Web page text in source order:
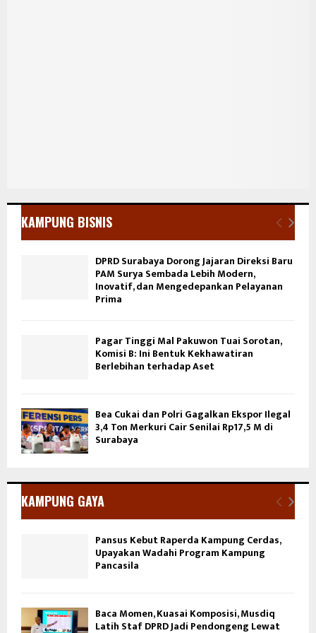
KAMPUNG BISNIS
DPRD Surabaya Dorong Jajaran Direksi Baru
PAM Surya Sembada Lebih Modern,
Inovatif, dan Mengedepankan Pelayanan
Prima
Pagar Tinggi Mal Pakuwon Tuai Sorotan,
Komisi B: Ini Bentuk Kekhawatiran
Berlebihan terhadap Aset
Bea Cukai dan Polri Gagalkan Ekspor Ilegal
3,4 Ton Merkuri Cair Senilai Rp17,5 M di
Surabaya
KAMPUNG GAYA
Pansus Kebut Raperda Kampung Cerdas,
Upayakan Wadahi Program Kampung
Pancasila
Baca Momen, Kuasai Komposisi, Musdiq
Latih Staf DPRD Jadi Pendongeng Lewat